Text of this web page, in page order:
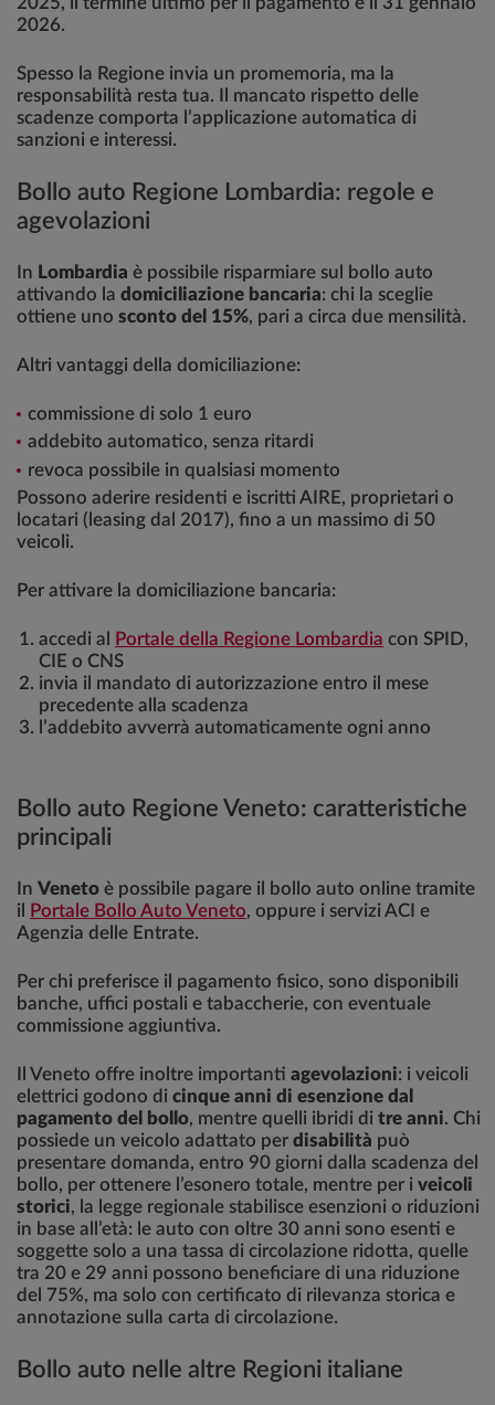
2026.
Spesso la Regione invia un promemoria, ma la
responsabilità resta tua. Il mancato rispetto delle
scadenze comporta l’applicazione automatica di
sanzioni e interessi.
Bollo auto Regione Lombardia: regole e
agevolazioni
In Lombardia è possibile risparmiare sul bollo auto
attivando la domiciliazione bancaria: chi la sceglie
ottiene uno sconto del 15%, pari a circa due mensilità.
Altri vantaggi della domiciliazione:
commissione di solo 1 euro
addebito automatico, senza ritardi
revoca possibile in qualsiasi momento
Possono aderire residenti e iscritti AIRE, proprietari o
locatari (leasing dal 2017), fino a un massimo di 50
veicoli.
Per attivare la domiciliazione bancaria:
accedi al Portale della Regione Lombardia con SPID,
CIE o CNS
invia il mandato di autorizzazione entro il mese
precedente alla scadenza
l’addebito avverrà automaticamente ogni anno
Bollo auto Regione Veneto: caratteristiche
principali
In Veneto è possibile pagare il bollo auto online tramite
il
Portale Bollo Auto Veneto, oppure i servizi ACI e
Agenzia delle Entrate.
Per chi preferisce il pagamento fisico, sono disponibili
banche, uffici postali e tabaccherie, con eventuale
commissione aggiuntiva.
Il Veneto offre inoltre importanti agevolazioni: i veicoli
elettrici godono di cinque anni di esenzione dal
pagamento del bollo, mentre quelli ibridi di tre anni. Chi
possiede un veicolo adattato per disabilità può
presentare domanda, entro 90 giorni dalla scadenza del
bollo, per ottenere l’esonero totale, mentre per i veicoli
storici, la legge regionale stabilisce esenzioni o riduzioni
in base all’età: le auto con oltre 30 anni sono esenti e
soggette solo a una tassa di circolazione ridotta, quelle
tra 20 e 29 anni possono beneficiare di una riduzione
del 75%, ma solo con certificato di rilevanza storica e
annotazione sulla carta di circolazione.
Bollo auto nelle altre Regioni italiane